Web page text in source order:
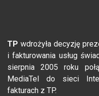
TP wdrożyła decyzję
i fakturowania usług
sierpnia 2005 roku
MediaTel do sieci
fakturach z TP.